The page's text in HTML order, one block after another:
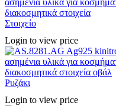
Στοιχείο
Login to view price
Ρυζάκι
Login to view price